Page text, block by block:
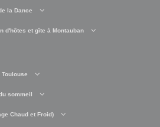
la Dance
d'hôtes et gîte à Montauban
sommeil
Chaud et Froid)